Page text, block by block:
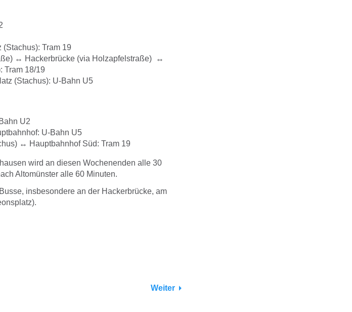
Tram 19
↔ Hackerbrücke (via Holzapfelstraße) ↔
Tram 18/19
(Stachus): U-Bahn U5
U2
U-Bahn U5
↔ Hauptbahnhof Süd: Tram 19
wird an diesen Wochenenden alle 30
Altomünster alle 60 Minuten.
insbesondere an der Hackerbrücke, am
Weiter